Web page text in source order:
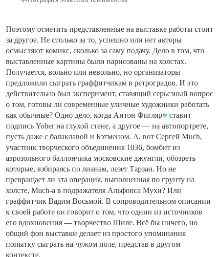
Поэтому отметить представленные на выставке работы стоит
за другое. Не столько за то, успешно или нет авторы
осмысляют комикс, сколько за саму подачу. Дело в том, что
выставленные картины были нарисованы на холстах.
Получается, вольно или невольно, но организаторы
предложили сыграть граффитчикам в ретроградов. И это
действительно был эксперимент, ставящий серьезный вопрос
о том, готовы ли современные уличные художники работать
как обычные? Одно дело, когда Антон Фигляр ставит
подпись Yober на глухой стене, а другое — на автопортрете,
пусть даже с балаклавой и Бэтменом. А, вот Сергей Much,
участник творческого объединения 1036, бомбит из
аэрозольного баллончика московские джунгли, обозреть
которые, взбираясь по лианам, лезет Тарзан. Но не
превращает ли эта операция, выполненная по грунту на
холсте, Much-а в подражателя Альфонса Мухи? Или
граффитчик Вадим Восьмой. В сопроводительном описании
к своей работе он говорит о том, что однин из источников
его вдохновения — творчество Шиле. Всё бы ничего, но
общий фон выставки делает из простого упоминания
попытку сыграть на чужом поле, представ в другом
контексте.